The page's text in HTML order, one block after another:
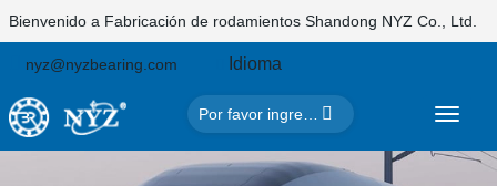
Bienvenido a Fabricación de rodamientos Shandong NYZ Co., Ltd.
nyz@nyzbearing.com Idioma